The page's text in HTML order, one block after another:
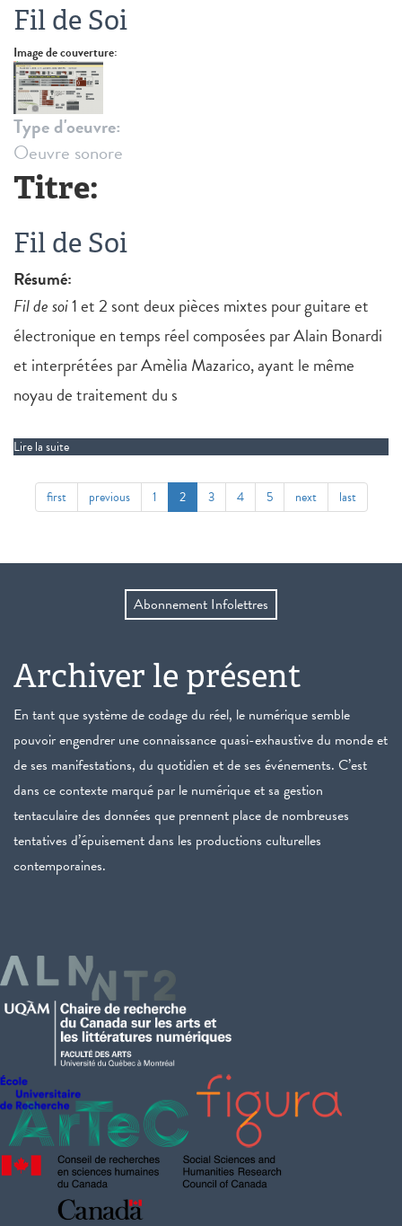
Fil de Soi
Image de couverture:
Type d'oeuvre:
Oeuvre sonore
Titre:
Fil de Soi
Résumé:
Fil de soi1 et 2 sont deux pièces mixtes pour guitare et
électronique en temps réel composées par Alain Bonardi
et interprétées par Amèlia Mazarico, ayant le même
noyau de traitement du s
Lire la suite
first previous 1 2 3 4 5 next last
Abonnement Infolettres
Archiver le présent
En tant que système de codage du réel, le numérique semble
pouvoir engendrer une connaissance quasi-exhaustive du monde et
de ses manifestations, du quotidien et de ses événements. C’est
dans ce contexte marqué par le numérique et sa gestion
tentaculaire des données que prennent place de nombreuses
tentatives d’épuisement dans les productions culturelles
contemporaines.